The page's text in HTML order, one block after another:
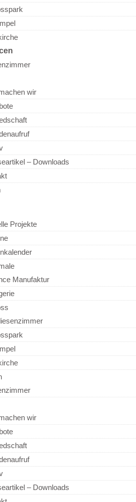
wir
– Downloads
Projekte
Manufaktur
wir
– Downloads